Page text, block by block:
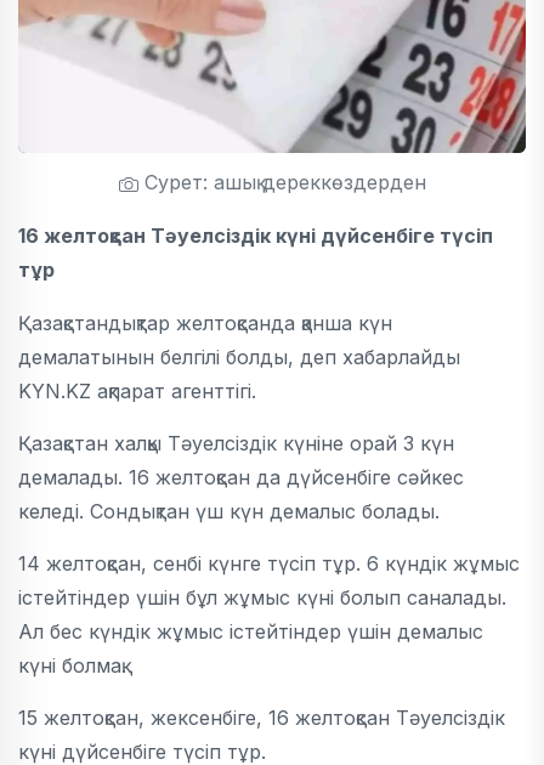
Сурет: ашық дереккөздерден
16 желтоқсан Тәуелсіздік күні дүйсенбіге түсіп
тұр
Қазақстандықтар желтоқсанда қанша күн
демалатынын белгілі болды, деп хабарлайды
KYN.KZ ақпарат агенттігі.
Қазақстан халқы Тәуелсіздік күніне орай 3 күн
демалады. 16 желтоқсан да дүйсенбіге сәйкес
келеді. Сондықтан үш күн демалыс болады.
14 желтоқсан, сенбі күнге түсіп тұр. 6 күндік жұмыс
істейтіндер үшін бұл жұмыс күні болып саналады.
Ал бес күндік жұмыс істейтіндер үшін демалыс
күні болмақ.
15 желтоқсан, жексенбіге, 16 желтоқсан Тәуелсіздік
күні дүйсенбіге түсіп тұр.